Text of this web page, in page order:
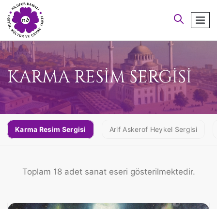
arayın
KARMA RESİM SERGİSİ
Karma Resim Sergisi Arif Askerof Heykel Sergisi
Toplam 18 adet sanat eseri gösterilmektedir.